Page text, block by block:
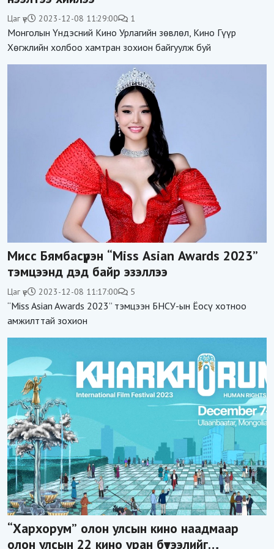
Цаг үе 2023-12-08 11:29:00 1
Монголын Үндэсний Кино Урлагийн зөвлөл, Кино Гүүр
Хөгжлийн холбоо хамтран зохион байгуулж буй
Мисс Бямбасүрэн “Miss Asian Awards 2023”
тэмцээнд дэд байр эзэллээ
Цаг үе 2023-12-08 11:17:00 5
“Miss Asian Awards 2023” тэмцээн БНСУ-ын Ёосү хотноо
амжилттай зохион
“Хархорум” олон улсын кино наадмаар
олон улсын 22 кино уран бүтээлийг